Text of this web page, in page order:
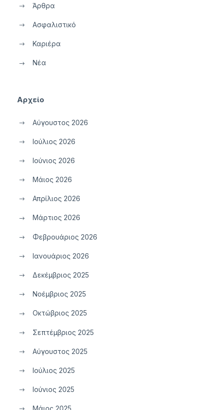
Άρθρα
Ασφαλιστικό
Καριέρα
Νέα
Αρχείο
Αύγουστος 2026
Ιούλιος 2026
Ιούνιος 2026
Μάιος 2026
Απρίλιος 2026
Μάρτιος 2026
Φεβρουάριος 2026
Ιανουάριος 2026
Δεκέμβριος 2025
Νοέμβριος 2025
Οκτώβριος 2025
Σεπτέμβριος 2025
Αύγουστος 2025
Ιούλιος 2025
Ιούνιος 2025